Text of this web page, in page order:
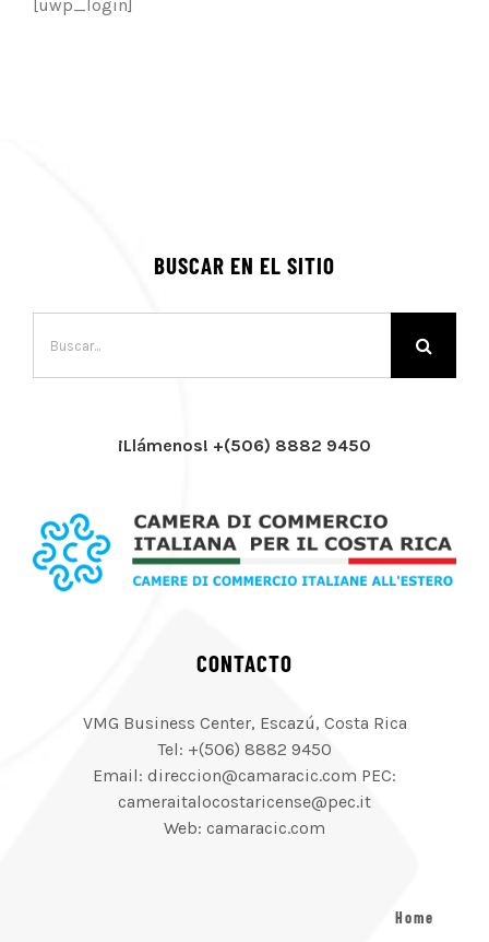
[uwp_login]
BUSCAR EN EL SITIO
¡Llámenos! +(506) 8882 9450
CONTACTO
VMG Business Center, Escazú, Costa Rica
Tel: +(506) 8882 9450
Email: direccion@camaracic.com PEC:
cameraitalocostaricense@pec.it
Web: camaracic.com
Home